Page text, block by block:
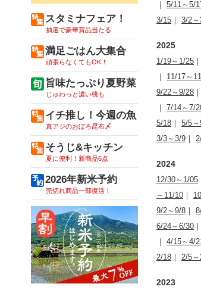
｜ 5/11～5/
3/15 ｜ 3/2
2025
1/19～1/25 ｜
｜ 11/17～
9/22～9/28 ｜
｜ 7/14～7/
5/18 ｜ 5/5
3/3～3/9 ｜
2024
12/30～1/05
～11/10 ｜
9/2～9/8 ｜
6/24～6/30 ｜
｜ 4/15～4/
2/18 ｜ 2/5
2023
スタミナフェア！
抽選で豪華賞品当たる
満足ごはん大集合
頑張らなくてもOK！
旨味たっぷり夏野菜
じゅわっと濃い桃も
イチ推し！今週の魚
真アジのおぼろ昆布〆
そうじ&キッチン
夏に便利！新商品6点
2026年新米予約
売切れ商品一部復活！